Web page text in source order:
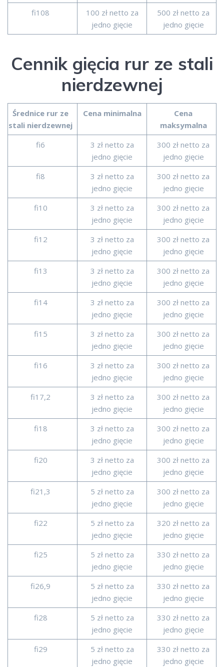
fi108
100 zł netto za
jedno gięcie
500 zł netto za
jedno gięcie
Cennik gięcia rur ze stali
nierdzewnej
Średnice rur ze
stali nierdzewnej
Cena minimalna
Cena
maksymalna
fi6
3 zł netto za
jedno gięcie
300 zł netto za
jedno gięcie
fi8
3 zł netto za
jedno gięcie
300 zł netto za
jedno gięcie
fi10
3 zł netto za
jedno gięcie
300 zł netto za
jedno gięcie
fi12
3 zł netto za
jedno gięcie
300 zł netto za
jedno gięcie
fi13
3 zł netto za
jedno gięcie
300 zł netto za
jedno gięcie
fi14
3 zł netto za
jedno gięcie
300 zł netto za
jedno gięcie
fi15
3 zł netto za
jedno gięcie
300 zł netto za
jedno gięcie
fi16
3 zł netto za
jedno gięcie
300 zł netto za
jedno gięcie
fi17,2
3 zł netto za
jedno gięcie
300 zł netto za
jedno gięcie
fi18
3 zł netto za
jedno gięcie
300 zł netto za
jedno gięcie
fi20
3 zł netto za
jedno gięcie
300 zł netto za
jedno gięcie
fi21,3
5 zł netto za
jedno gięcie
300 zł netto za
jedno gięcie
fi22
5 zł netto za
jedno gięcie
320 zł netto za
jedno gięcie
fi25
5 zł netto za
jedno gięcie
330 zł netto za
jedno gięcie
fi26,9
5 zł netto za
jedno gięcie
330 zł netto za
jedno gięcie
fi28
5 zł netto za
jedno gięcie
330 zł netto za
jedno gięcie
fi29
5 zł netto za
jedno gięcie
330 zł netto za
jedno gięcie